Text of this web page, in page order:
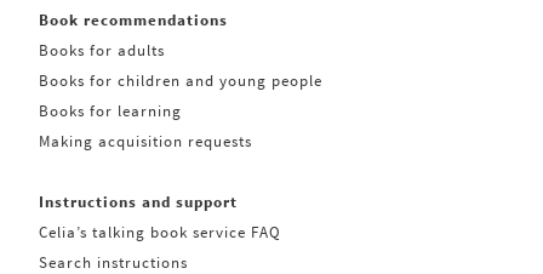
Book recommendations
Books for adults
Books for children and young people
Books for learning
Making acquisition requests
Instructions and support
Celia’s talking book service FAQ
Search instructions